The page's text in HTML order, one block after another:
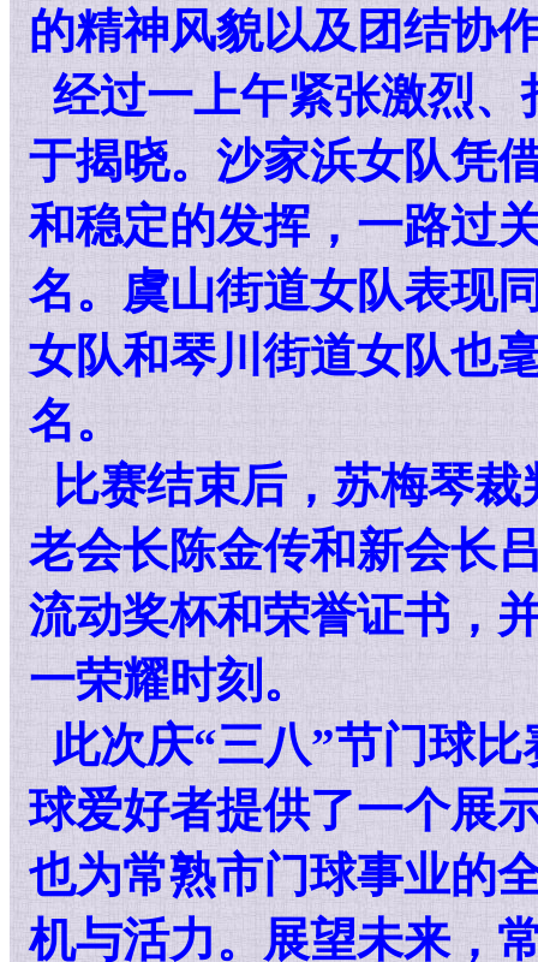
的精神风貌以及团结协
经过一上午紧张激烈、
于揭晓。沙家浜女队凭
和稳定的发挥，一路过
名。虞山街道女队表现
女队和琴川街道女队也
名。
比赛结束后，苏梅琴裁
老会长陈金传和新会长
流动奖杯和荣誉证书，
一荣耀时刻。
此次庆“三八”节门球
球爱好者提供了一个展
也为常熟市门球事业的
机与活力。展望未来，